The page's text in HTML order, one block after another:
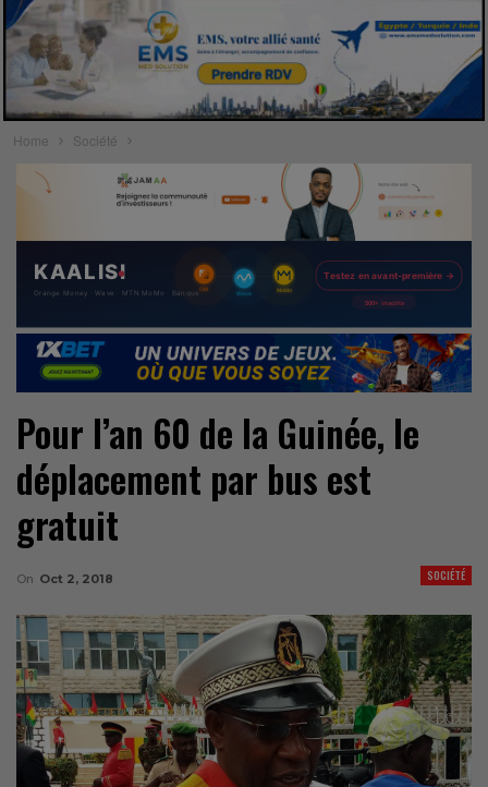
Home Société
Pour l’an 60 de la Guinée, le
déplacement par bus est
gratuit
SOCIÉTÉ
On Oct 2, 2018